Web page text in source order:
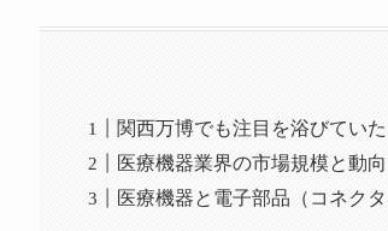
関西万博でも注目を浴びてい
医療機器業界の市場規模と動向
医療機器と電子部品（コネクタ